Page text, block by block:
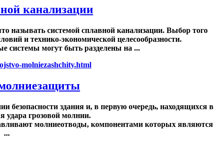
канализации
называть системой сплавной канализации. Выбор того
и технико-экономической целесообразности.
системы могут быть разделены на ...
безопасности здания и, в первую очередь, находящихся в
удара грозовой молнии.
молниеотводы, компонентами которых являются
...